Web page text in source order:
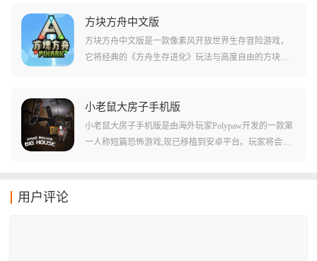
弱点打击来克敌制胜，是一款兼具叙事深度与策略广度
的诚意之作。
方块方舟中文版
方块方舟中文版是一款像素风开放世界生存冒险游戏，
它将经典的《方舟生存进化》玩法与高度自由的方块建
基础的木石时代进化到科技文明。
小老鼠大房子手机版
小老鼠大房子手机版是由海外玩家Polypaw开发的一款第
一人称短篇恐怖游戏,现已移植到安卓平台。玩家将会扮
用户评论